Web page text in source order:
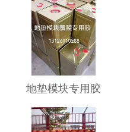
成功案例
解决方案
联系我们
地垫模块专用胶